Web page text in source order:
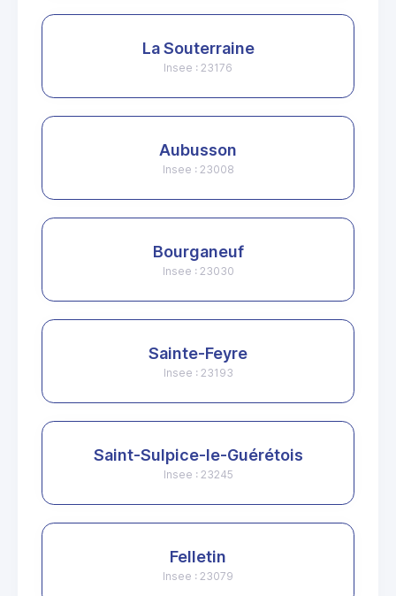
La Souterraine
Insee : 23176
Aubusson
Insee : 23008
Bourganeuf
Insee : 23030
Sainte-Feyre
Insee : 23193
Saint-Sulpice-le-Guérétois
Insee : 23245
Felletin
Insee : 23079